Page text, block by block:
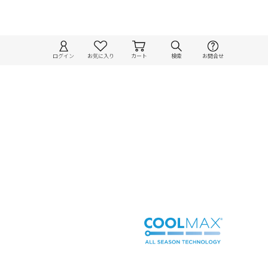
ログイン お気に入り カート 検索 お問合せ